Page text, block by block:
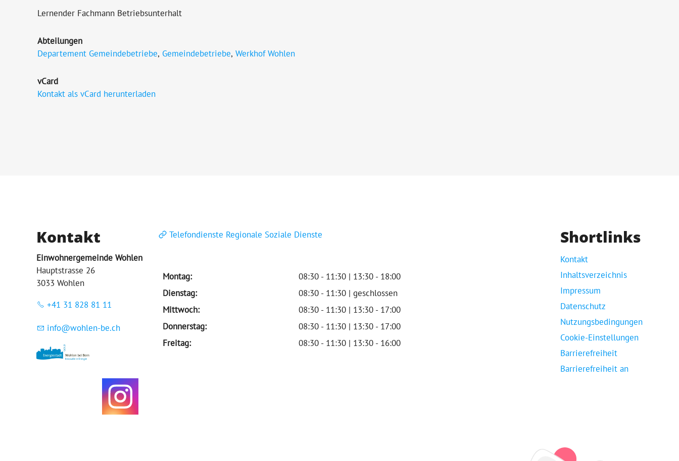
Lernender Fachmann Betriebsunterhalt
Abteilungen
Departement Gemeindebetriebe, Gemeindebetriebe, Werkhof Wohlen
vCard
Kontakt als vCard herunterladen
Kontakt
Einwohnergemeinde Wohlen
Hauptstrasse 26
3033 Wohlen
+41 31 828 81 11
nf w hl n-b ch
Telefondienste Regionale Soziale Dienste
Montag:
08:30 - 11:30 | 13:30 - 18:00
Dienstag:
08:30 - 11:30 | geschlossen
Mittwoch:
08:30 - 11:30 | 13:30 - 17:00
Donnerstag:
08:30 - 11:30 | 13:30 - 17:00
Freitag:
08:30 - 11:30 | 13:30 - 16:00
Shortlinks
Kontakt
Inhaltsverzeichnis
Impressum
Datenschutz
Nutzungsbedingungen
Cookie-Einstellungen
Barrierefreiheit
Barrierefreiheit an